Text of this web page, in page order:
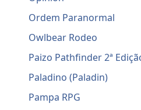
Ordem Paranormal
Owlbear Rodeo
Paizo Pathfinder 2ª
Paladino (Paladin)
Pampa RPG